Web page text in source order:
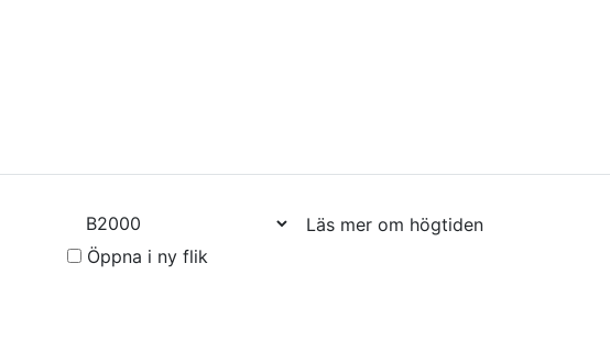
Öppna i ny flik
Läs mer om högtiden